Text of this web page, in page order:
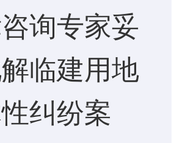
询专家妥
临建用地
纠纷案